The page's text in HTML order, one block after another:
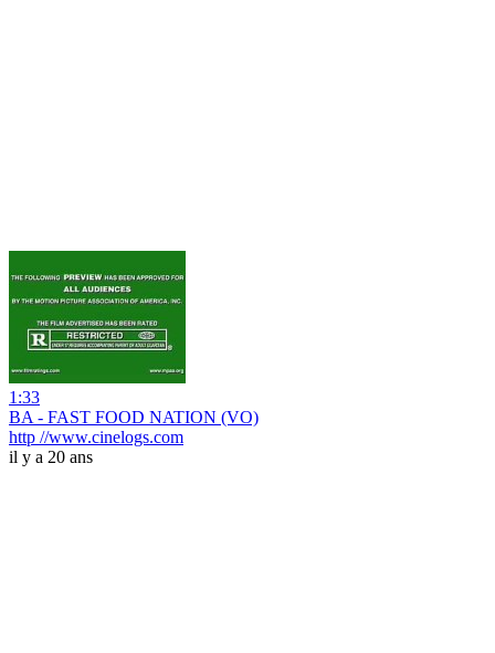
1:33
BA - FAST FOOD NATION (VO)
http //www.cinelogs.com
il y a 20 ans